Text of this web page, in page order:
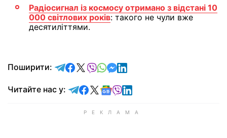
Радіосигнал із космосу отримано з відстані 10
000 світлових років: такого не чули вже
десятиліттями.
Поширити: відправити у Telegram
поділитись у Facebook
поділитись у X
відправити у Viber
відправити у Whatsapp
відправити у Messenger
відправити у LinkedIn
Читайте нас у: Читайте у Telegram
Читайте у Facebook
Читайте у X
Читайте у Google news
Читайте у Viber
Читайте у LinkedIn